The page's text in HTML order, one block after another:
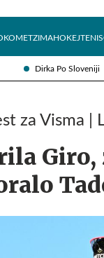
Dirka Po Sloveniji
ZIMAHOKEJTENIS
za Visma |